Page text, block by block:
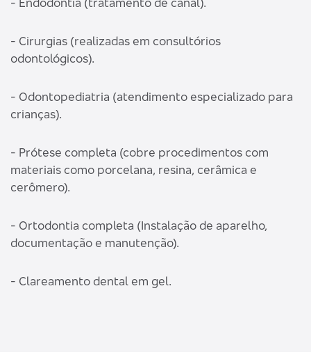
- Cirurgias (realizadas em consultórios
odontológicos).
- Odontopediatria (atendimento especializado para
crianças).
- Prótese completa (cobre procedimentos com
materiais como porcelana, resina, cerâmica e
cerômero).
- Ortodontia completa (Instalação de aparelho,
documentação e manutenção).
- Clareamento dental em gel.